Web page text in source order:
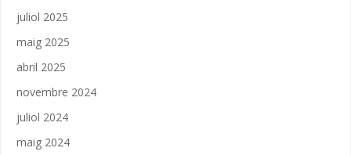
juliol 2025
maig 2025
abril 2025
novembre 2024
juliol 2024
maig 2024